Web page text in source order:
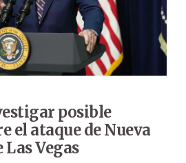
posible
el ataque de Nueva
Las Vegas